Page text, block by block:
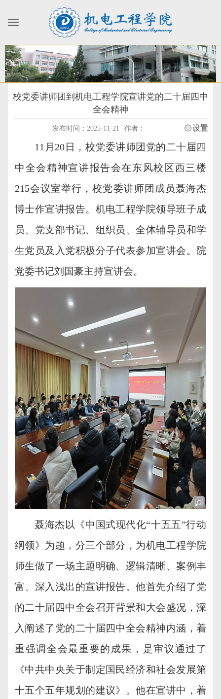
校党委讲师团到机电工程学院宣讲党的二十届四中
全会精神
发布时间：2025-11-21 作者： 设置
11 月 20日，校党委讲师团党的二十届四
中全会精神宣讲报告会在东风校区西三楼
215会议室举行，校党委讲师团成员聂海杰
博士作宣讲报告。机电工程学院领导班子成
员、党支部书记、组织员、全体辅导员和学
生党员及入党积极分子代表参加宣讲会。 院
党委书记刘国豪主持宣讲会。
聂海杰以《中国式现代化“十五五”行动
纲领》为题，分三个部分，为机电工程学院
师生做了一场主题明确、逻辑清晰、案例丰
富、深入浅出的宣讲报告。他首先介绍了党
的二十届四中全会召开背景和大会盛况，深
入 阐述了党的二十届四中全会精神内涵，着
重强调全会最重要的成果，是审议通过了
《中共中央关于制定国民经济和社会发展第
十五个五年规划的建议》。他在宣讲中，着